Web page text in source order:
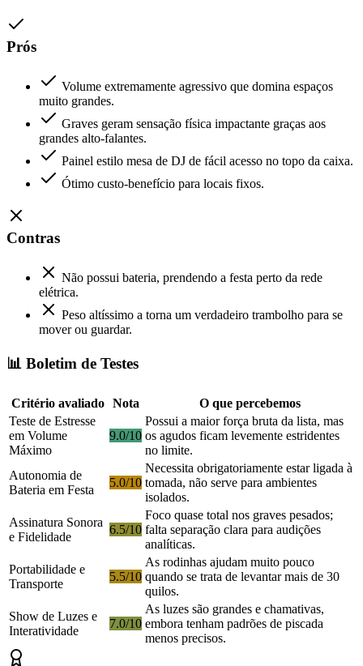
Prós
Volume extremamente agressivo que domina espaços
muito grandes.
Graves geram sensação física impactante graças aos
grandes alto-falantes.
Painel estilo mesa de DJ de fácil acesso no topo da caixa.
Ótimo custo-benefício para locais fixos.
Contras
Não possui bateria, prendendo a festa perto da rede
elétrica.
Peso altíssimo a torna um verdadeiro trambolho para se
mover ou guardar.
📊 Boletim de Testes
Critério avaliado Nota
O que percebemos
Teste de Estresse
em Volume
Máximo
9.0/10
Possui a maior força bruta da lista, mas
os agudos ficam levemente estridentes
no limite.
Autonomia de
Bateria em Festa
5.0/10
Necessita obrigatoriamente estar ligada à
tomada, não serve para ambientes
isolados.
Assinatura Sonora
e Fidelidade
6.5/10
Foco quase total nos graves pesados;
falta separação clara para audições
analíticas.
Portabilidade e
Transporte
5.5/10
As rodinhas ajudam muito pouco
quando se trata de levantar mais de 30
quilos.
Show de Luzes e
Interatividade
7.0/10
As luzes são grandes e chamativas,
embora tenham padrões de piscada
menos precisos.